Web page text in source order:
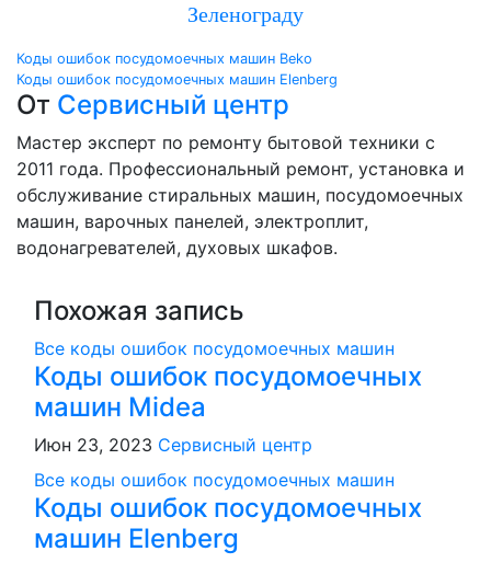
Зеленограду
Навигация
по
записям
Коды ошибок посудомоечных машин Beko
Коды ошибок посудомоечных машин Elenberg
От Сервисный центр
Мастер эксперт по ремонту бытовой техники с
2011 года. Профессиональный ремонт, установка и
обслуживание стиральных машин, посудомоечных
машин, варочных панелей, электроплит,
водонагревателей, духовых шкафов.
Похожая запись
Все коды ошибок посудомоечных машин
Коды ошибок посудомоечных
машин Midea
Июн 23, 2023 Сервисный центр
Все коды ошибок посудомоечных машин
Коды ошибок посудомоечных
машин Elenberg